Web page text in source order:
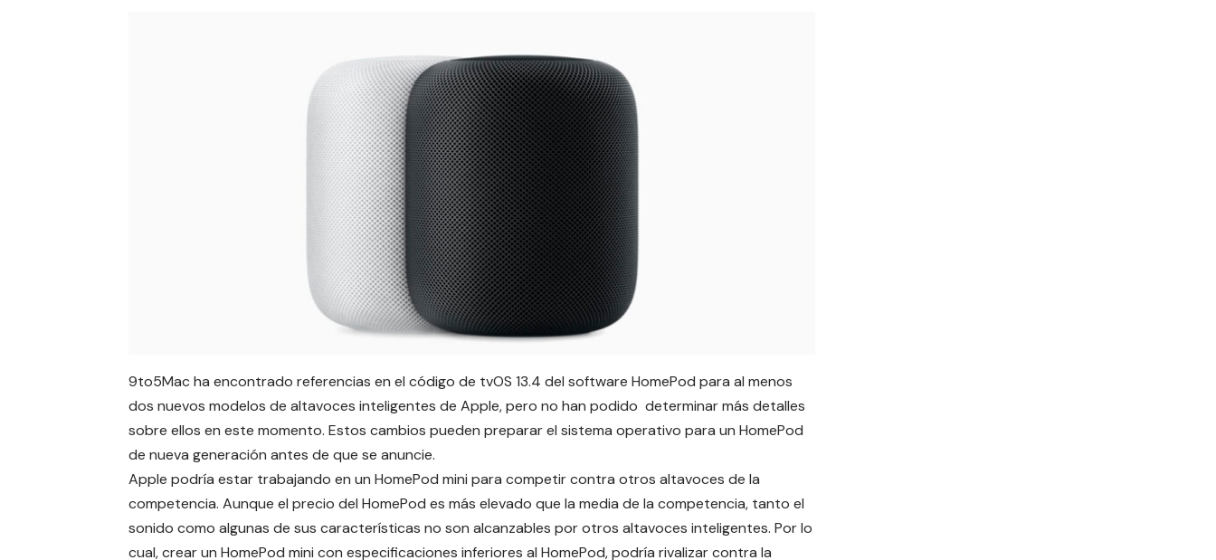
9to5Mac ha encontrado referencias en el código de tvOS 13.4 del software HomePod para al menos
dos nuevos modelos de altavoces inteligentes de Apple, pero no han podido determinar más detalles
sobre ellos en este momento. Estos cambios pueden preparar el sistema operativo para un HomePod
de nueva generación antes de que se anuncie.
Apple podría estar trabajando en un HomePod mini para competir contra otros altavoces de la
competencia. Aunque el precio del HomePod es más elevado que la media de la competencia, tanto el
sonido como algunas de sus características no son alcanzables por otros altavoces inteligentes. Por lo
cual, crear un HomePod mini con especificaciones inferiores al HomePod, podría rivalizar contra la